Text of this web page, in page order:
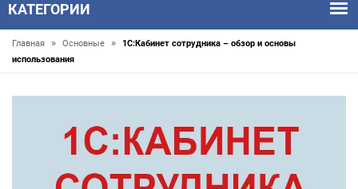
КАТЕГОРИИ
Главная » Основные »
1С:Кабинет сотрудника – обзор и основы
использования